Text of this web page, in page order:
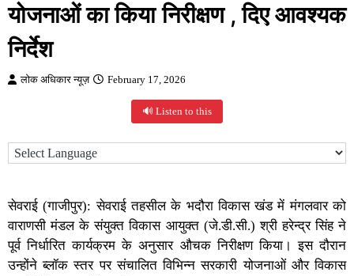
योजनाओं का किया निरीक्षण , दिए आवश्यक
निर्देश
लोक अधिकार न्यूज़ February 17, 2026
🔊 Listen to this
सेवराई (गाजीपुर): सेवराई तहसील के भदौरा विकास खंड में मंगलवार को
वाराणसी मंडल के संयुक्त विकास आयुक्त (जे.डी.सी.) श्री हरेन्द्र सिंह ने
पूर्व निर्धारित कार्यक्रम के अनुसार औचक निरीक्षण किया। इस दौरान
उन्होंने ब्लॉक स्तर पर संचालित विभिन्न सरकारी योजनाओं और विकास